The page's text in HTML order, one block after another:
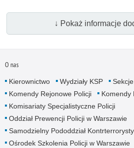
↓ Pokaż informacje
O nas
Kierownictwo Wydziały KSP
Komendy Rejonowe Policji
Komendy
Komisariaty Specjalistyczne Policji
Oddział Prewencji Policji w Warszawie
Samodzielny Pododdział
Ośrodek Szkolenia Policji w Warszawie